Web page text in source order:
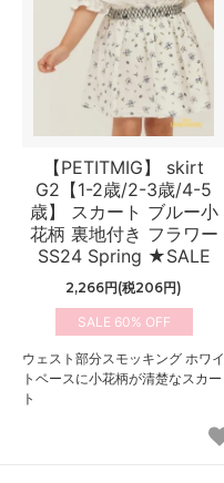
【PETITMIG】 skirt
G2【1-2歳/2-3歳/4-5
歳】 スカート ブルー小
花柄 裏地付き フラワー
SS24 Spring ★SALE
2,266円(税206円)
60%
ウェスト部分スモッキング ホワイ
トベースに小花柄が清楚なスカー
ト